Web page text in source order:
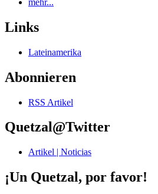
Links
Lateinamerika
Abonnieren
RSS Artikel
Quetzal@Twitter
Artikel | Noticias
¡Un Quetzal, por favor!